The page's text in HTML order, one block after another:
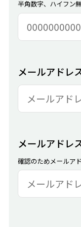
半角数字、ハイフン
メールアドレ
メールアドレ
確認のためメールア